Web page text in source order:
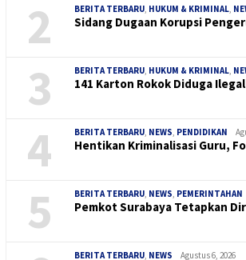
2 BERITA TERBARU, HUKUM & KRIMINAL,
Sidang Dugaan Korupsi
3 BERITA TERBARU, HUKUM & KRIMINAL,
141 Karton Rokok Diduga
4 BERITA TERBARU, NEWS, PENDIDIKAN
Hentikan Kriminalisasi Guru,
5 BERITA TERBARU, NEWS, PEMERINTAHAN
Pemkot Surabaya Tetapkan
BERITA TERBARU, NEWS Agustus 6, 2026